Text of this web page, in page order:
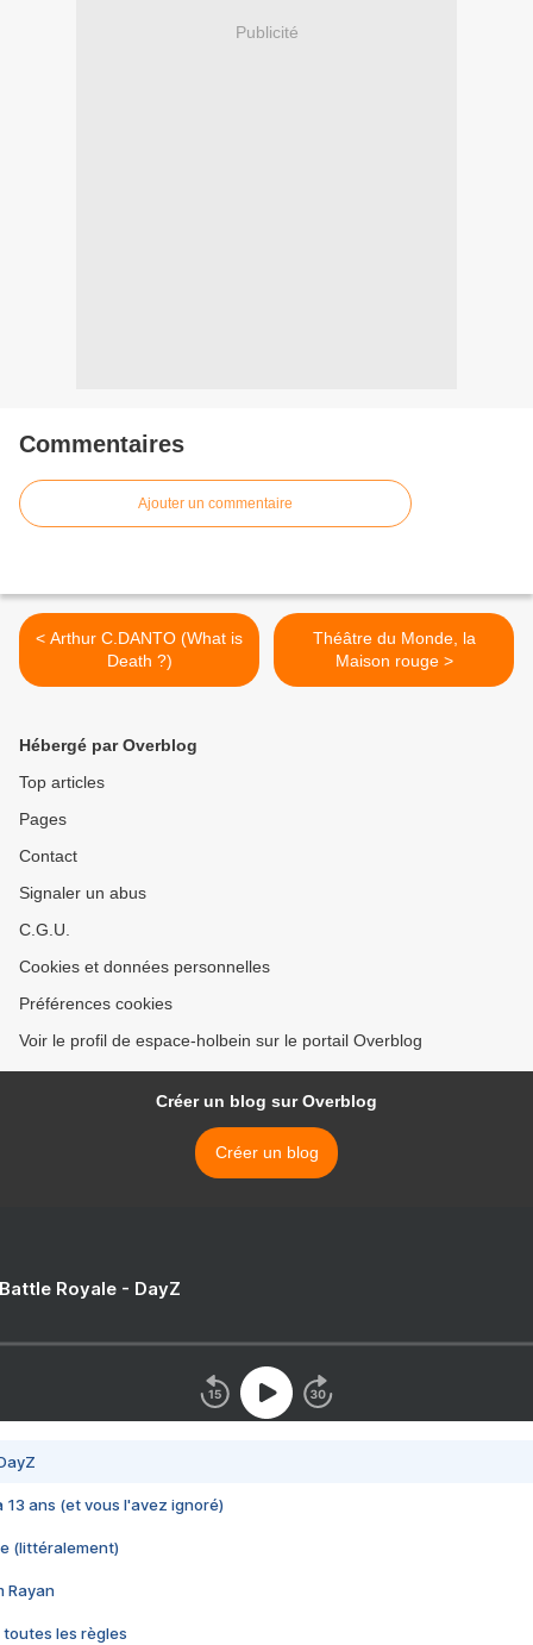
Publicité
Commentaires
Ajouter un commentaire
< Arthur C.DANTO (What is
Death ?)
Théâtre du Monde, la
Maison rouge >
Hébergé par Overblog
Top articles
Pages
Contact
Signaler un abus
C.G.U.
Cookies et données personnelles
Préférences cookies
Voir le profil de espace-holbein sur le portail Overblog
Créer un blog sur Overblog
Créer un blog
Royale - DayZ
13 ans (et vous l'avez ignoré)
(littéralement)
Rayan
toutes les règles